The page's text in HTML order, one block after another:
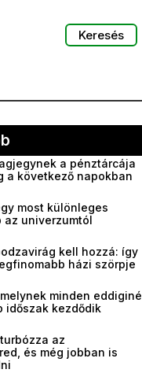
Keresés
a pénztárcája
a következő napokban
most különleges
univerzumtól
kell hozzá: így
házi szörpje
minden eddiginél
időszak kezdődik
az
és még jobban is